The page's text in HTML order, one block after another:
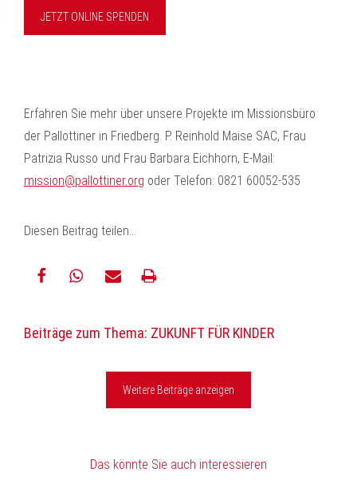
JETZT ONLINE SPENDEN
Erfahren Sie mehr über unsere Projekte im Missionsbüro
der Pallottiner in Friedberg. P. Reinhold Maise SAC, Frau
Patrizia Russo und Frau Barbara Eichhorn, E-Mail:
mission@pallottiner.org oder Telefon: 0821 60052-535
Diesen Beitrag teilen…
Mail
Beiträge zum Thema: ZUKUNFT FÜR KINDER
Weitere Beiträge anzeigen
Das könnte Sie auch interessieren